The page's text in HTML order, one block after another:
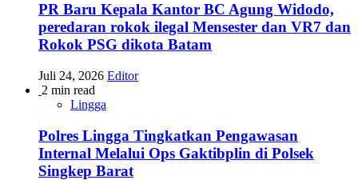
PR Baru Kepala Kantor BC Agung Widodo,
peredaran rokok ilegal Mensester dan VR7 dan
Rokok PSG dikota Batam
Juli 24, 2026 Editor
2 min read
Lingga
Polres Lingga Tingkatkan Pengawasan
Internal Melalui Ops Gaktibplin di Polsek
Singkep Barat